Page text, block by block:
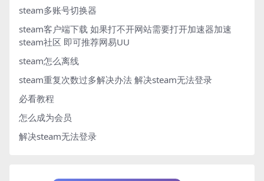
steam多账号切换器
steam客户端下载 如果打不开网站需要打开加速器加速
steam社区 即可推荐网易UU
steam怎么离线
steam重复次数过多解决办法 解决steam无法登录
必看教程
怎么成为会员
解决steam无法登录